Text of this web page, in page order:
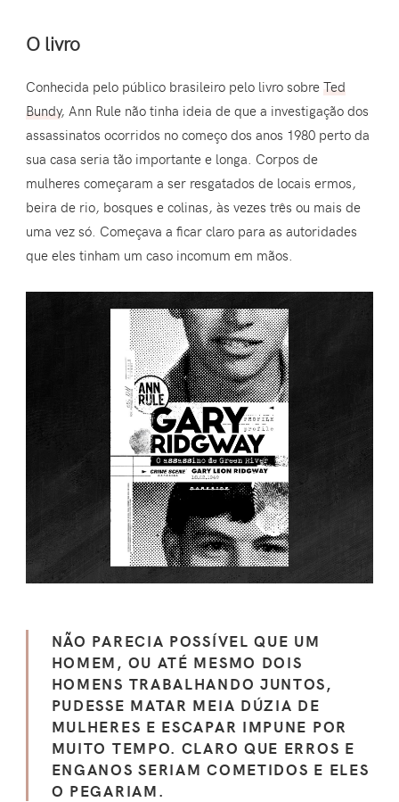
O livro
Conhecida pelo público brasileiro pelo livro sobreTed
Bundy, Ann Rule não tinha ideia de que a investigação dos
assassinatos ocorridos no começo dos anos 1980 perto da
sua casa seria tão importante e longa. Corpos de
mulheres começaram a ser resgatados de locais ermos,
beira de rio, bosques e colinas, às vezes três ou mais de
uma vez só. Começava a ficar claro para as autoridades
que eles tinham um caso incomum em mãos.
NÃO PARECIA POSSÍVEL QUE UM
HOMEM, OU ATÉ MESMO DOIS
HOMENS TRABALHANDO JUNTOS,
PUDESSE MATAR MEIA DÚZIA DE
MULHERES E ESCAPAR IMPUNE POR
MUITO TEMPO. CLARO QUE ERROS E
ENGANOS SERIAM COMETIDOS E ELES
O PEGARIAM.